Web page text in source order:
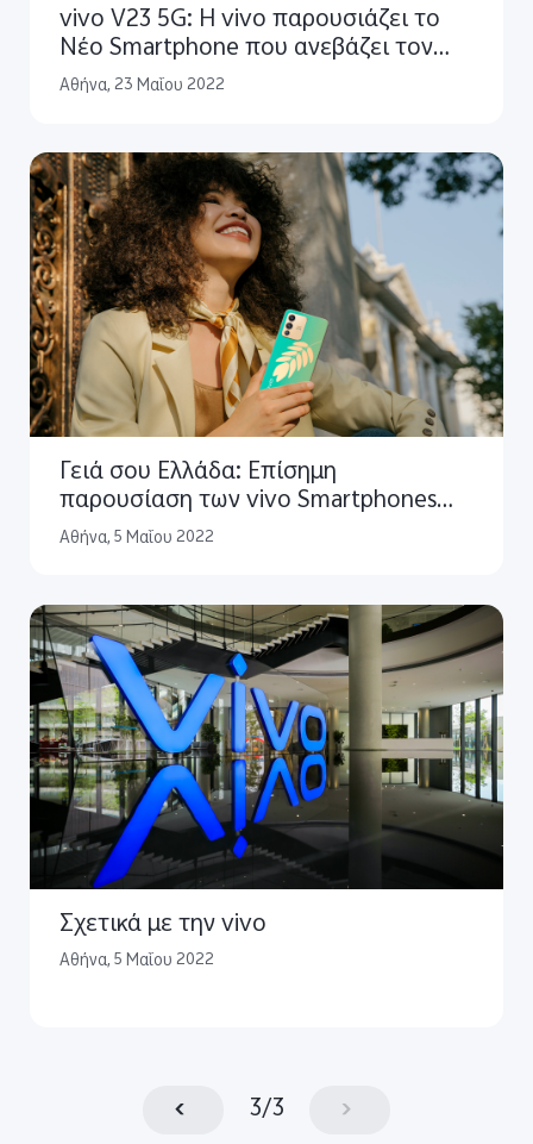
vivo V23 5G: Η vivo παρουσιάζει το
Νέο Smartphone που ανεβάζει τον
πήχη στη Selfie Φωτογραφία και στη
Αθήνα, 23 Μαΐου 2022
Γειά σου Ελλάδα: Επίσημη
παρουσίαση των vivo Smartphones
που έρχονται 23 Μαίου.
Αθήνα, 5 Μαΐου 2022
Σχετικά με την vivo
Αθήνα, 5 Μαΐου 2022
3/3